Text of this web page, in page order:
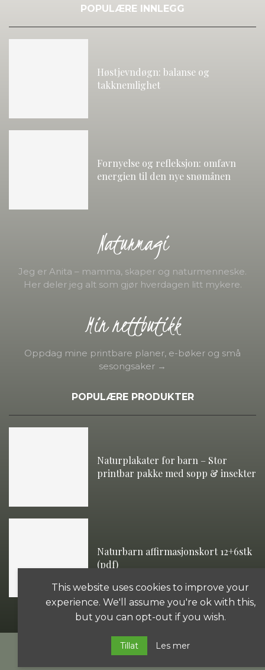
POPULÆRE INNLEGG
Høstjevndøgn: balanse og
takknemlighet
Fornyelse og refleksjon: omfavn
energien til den nye snømånen
Naturmagi
Jeg er Anita – mamma, skaper og naturmenneske.
Her deler jeg alt som gjør hverdagen litt mykere.
Min nettbutikk
Oppdag mine printbare planer, e-bøker og små
sesongsaker →
POPULÆRE PRODUKTER
Naturplakater for barn – Stor
printbar pakke med sopp & insekter
Naturbarn affirmasjonskort 12+6stk
(pdf)
@2025 – Naturmamma – utviklet av Dyrkdinbedrift.no
This website uses cookies to improve your
experience. We'll assume you're ok with this,
but you can opt-out if you wish.
Tillat Les mer